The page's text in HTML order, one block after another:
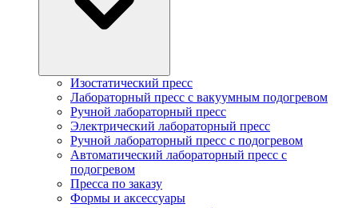
Изостатический пресс
Лабораторный пресс с вакуумным подогревом
Ручной лабораторный пресс
Электрический лабораторный пресс
Ручной лабораторный пресс с подогревом
Автоматический лабораторный пресс с
подогревом
Пресса по заказу
Формы и аксессуары